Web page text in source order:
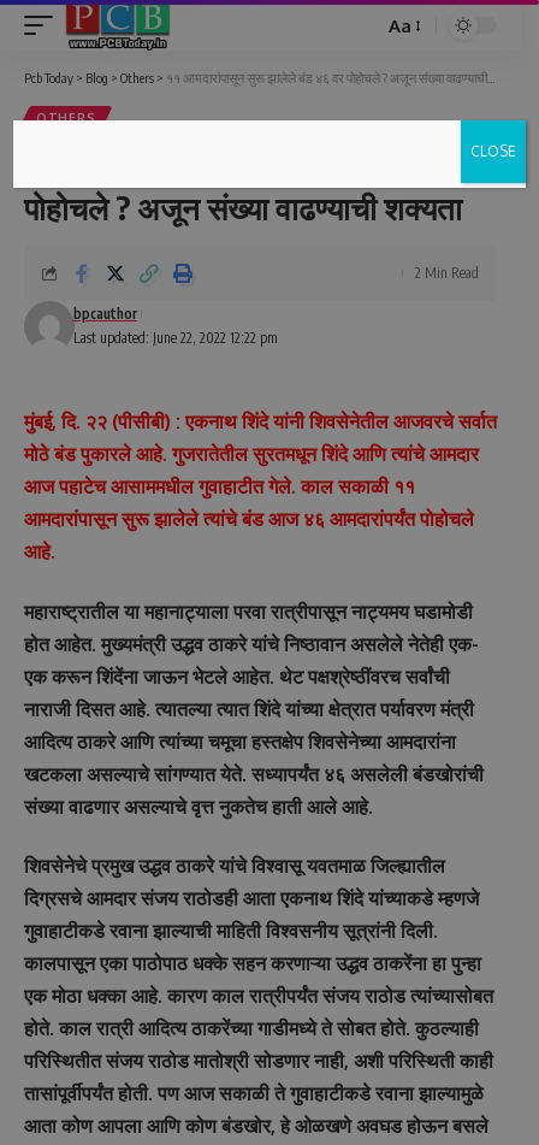
Font
Resizer
Aa
Pcb Today > Blog > Others > ११ आमदारांपासून सुरू झालेले बंड ४६ वर पोहोचले ? अजून संख्या वाढण्याची शक्यता
OTHERS
पोहोचले ? अजून संख्या वाढण्याची शक्यता
Last updated: June 22, 2022 12:22 pm
bpcauthor
2 Min Read
मुंबई, दि. २२ (पीसीबी) : एकनाथ शिंदे यांनी शिवसेनेतील आजवरचे सर्वात
मोठे बंड पुकारले आहे. गुजरातेतील सुरतमधून शिंदे आणि त्यांचे आमदार
आज पहाटेच आसाममधील गुवाहाटीत गेले. काल सकाळी ११
आमदारांपासून सुरू झालेले त्यांचे बंड आज ४६ आमदारांपर्यंत पोहोचले
आहे.
महाराष्ट्रातील या महानाट्याला परवा रात्रीपासून नाट्यमय घडामोडी
होत आहेत. मुख्यमंत्री उद्धव ठाकरे यांचे निष्ठावान असलेले नेतेही एक-
एक करून शिंदेंना जाऊन भेटले आहेत. थेट पक्षश्रेष्ठींवरच सर्वांची
नाराजी दिसत आहे. त्यातल्या त्यात शिंदे यांच्या क्षेत्रात पर्यावरण मंत्री
आदित्य ठाकरे आणि त्यांच्या चमूचा हस्तक्षेप शिवसेनेच्या आमदारांना
खटकला असल्याचे सांगण्यात येते. सध्यापर्यंत ४६ असलेली बंडखोरांची
संख्या वाढणार असल्याचे वृत्त नुकतेच हाती आले आहे.
शिवसेनेचे प्रमुख उद्धव ठाकरे यांचे विश्‍वासू यवतमाळ जिल्ह्यातील
दिग्रसचे आमदार संजय राठोडही आता एकनाथ शिंदे यांच्याकडे म्हणजे
गुवाहाटीकडे रवाना झाल्याची माहिती विश्‍वसनीय सूत्रांनी दिली.
कालपासून एका पाठोपाठ धक्के सहन करणाऱ्या उद्धव ठाकरेंना हा पुन्हा
एक मोठा धक्का आहे. कारण काल रात्रीपर्यंत संजय राठोड त्यांच्यासोबत
होते. काल रात्री आदित्य ठाकरेंच्या गाडीमध्ये ते सोबत होते. कुठल्याही
परिस्थितीत संजय राठोड मातोश्री सोडणार नाही, अशी परिस्थिती काही
तासांपूर्वीपर्यंत होती. पण आज सकाळी ते गुवाहाटीकडे रवाना झाल्यामुळे
आता कोण आपला आणि कोण बंडखोर, हे ओळखणे अवघड होऊन बसले
CLOSE